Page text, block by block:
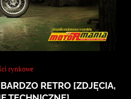
rynkowe
RETRO [ZDJĘCIA,